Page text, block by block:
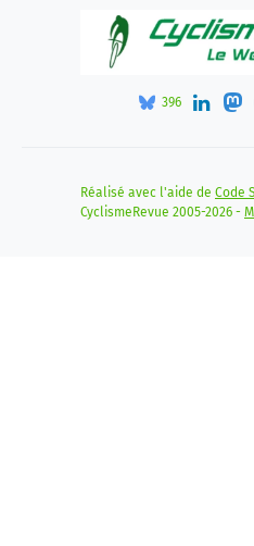
396
Réalisé avec l'aide de Code
CyclismeRevue 2005-2026 -